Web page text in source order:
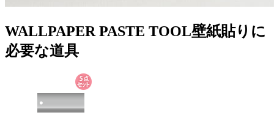
WALLPAPER PASTE TOOL壁紙貼りに
必要な道具